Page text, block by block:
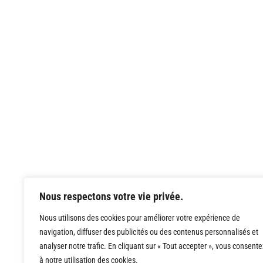
Nous respectons votre vie privée.
Nous utilisons des cookies pour améliorer votre expérience de
navigation, diffuser des publicités ou des contenus personnalisés et
analyser notre trafic. En cliquant sur « Tout accepter », vous
à notre utilisation des cookies.